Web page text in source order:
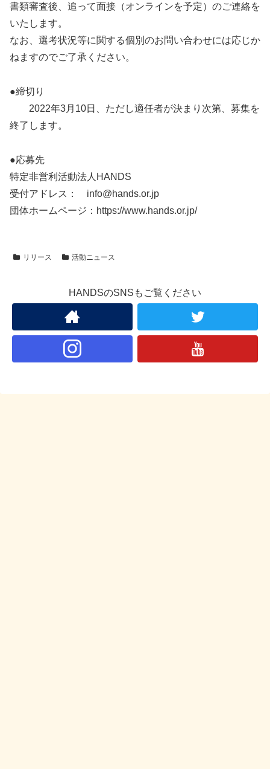
書類審査後、追って面接（オンラインを予定）のご連絡を
いたします。
なお、選考状況等に関する個別のお問い合わせには応じか
ねますのでご了承ください。
●締切り
2022年3月10日、ただし適任者が決まり次第、募集を
終了します。
●応募先
特定非営利活動法人HANDS
受付アドレス： info@hands.or.jp
団体ホームページ：https://www.hands.or.jp/
リリース 活動ニュース
HANDSのSNSもご覧ください